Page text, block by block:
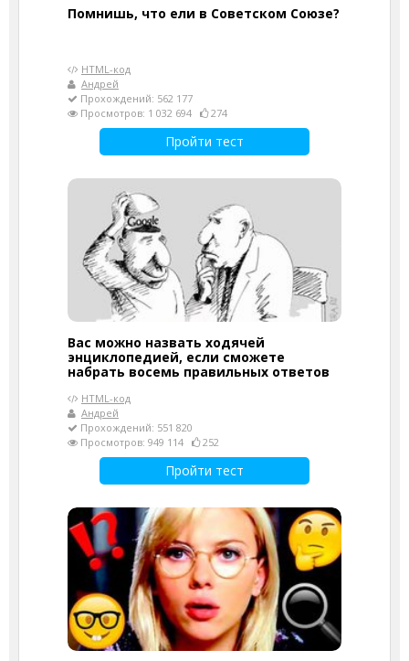
Помнишь, что ели в Советском Союзе?
HTML-код
Андрей
Прохождений: 562 177
Просмотров: 1 032 694
274
Пройти тест
Вас можно назвать ходячей
энциклопедией, если сможете
набрать восемь правильных ответов
HTML-код
Андрей
Прохождений: 551 820
Просмотров: 949 114
252
Пройти тест